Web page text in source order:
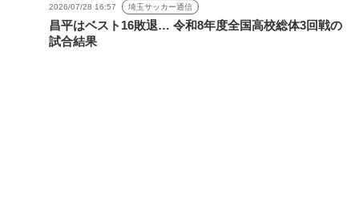
2026/07/28 16:57 埼玉サッカー通信
昌平はベスト16敗退… 令和8年度全国高校総体3回戦の
試合結果